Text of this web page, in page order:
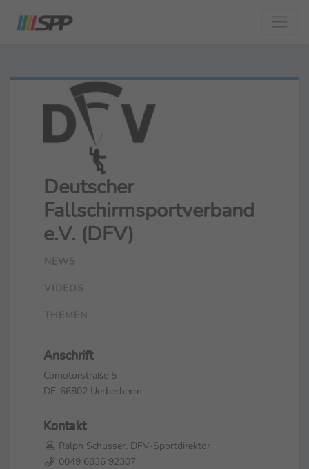
Deutscher
Fallschirmsportverband
e.V. (DFV)
NEWS
VIDEOS
THEMEN
Anschrift
Comotorstraße 5
DE-66802 Uerberherrn
Kontakt
Ralph Schusser, DFV-Sportdirektor
0049 6836 92307